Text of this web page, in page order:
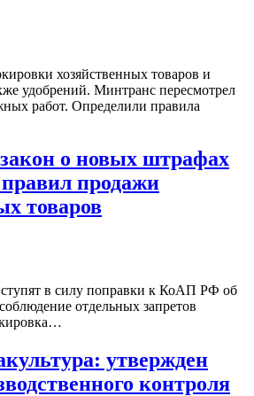
хозяйственных товаров и
удобрений. Минтранс пересмотрел
работ. Определили правила
о новых штрафах
продажи
товаров
в силу поправки к КоАП РФ об
отдельных запретов
утвержден
контроля